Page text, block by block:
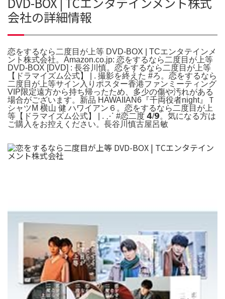
会社の詳細情報
恋をするなら二度目が上等 DVD-BOX | TCエンタテインメ
ント株式会社。Amazon.co.jp: 恋をするなら二度目が上等
DVD-BOX [DVD] : 長谷川慎。恋をするなら二度目が上等
【ドラマイズム公式】 | . 撮影を終えた #ろ。恋をするなら
二度目が上等サイン入りポスター香港ファンミーティング
VIP限定遠方から持ち帰ったため、多少の傷や汚れがある
場合がございます。新品 HAWAIIAN6『千両役者night』Ｔ
シャツM 横山 健 ハワイアン６。恋をするなら二度目が上
等【ドラマイズム公式】 | . ⋰ #恋二度 𝟰/𝟵。気になる方は
ご購入をお控えください。長谷川慎古屋呂敏